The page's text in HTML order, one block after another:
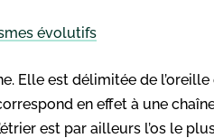
évolutifs
Elle est délimitée de
en effet à une
est par ailleurs l’os le